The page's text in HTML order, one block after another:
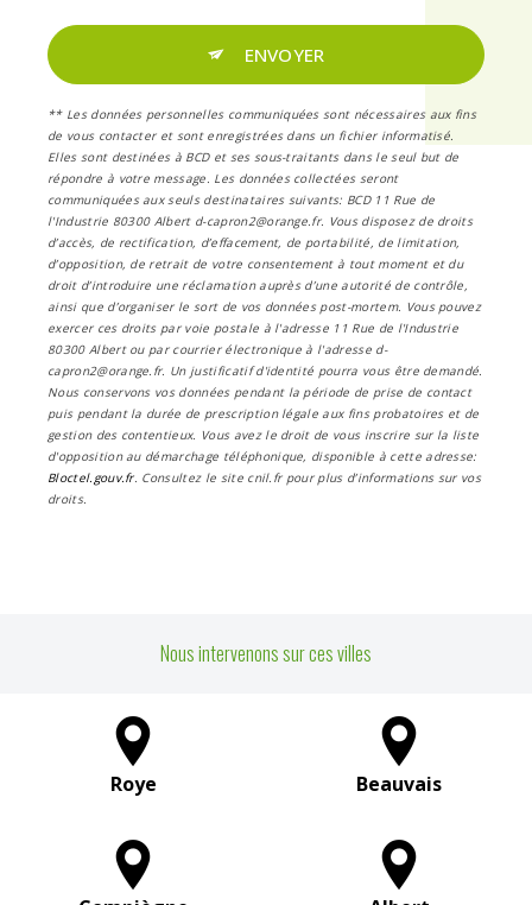
ENVOYER
** Les données personnelles communiquées sont nécessaires aux fins
de vous contacter et sont enregistrées dans un fichier informatisé.
Elles sont destinées à BCD et ses sous-traitants dans le seul but de
répondre à votre message. Les données collectées seront
communiquées aux seuls destinataires suivants: BCD 11 Rue de
l'Industrie 80300 Albert d-capron2@orange.fr. Vous disposez de droits
d’accès, de rectification, d’effacement, de portabilité, de limitation,
d’opposition, de retrait de votre consentement à tout moment et du
droit d’introduire une réclamation auprès d’une autorité de contrôle,
ainsi que d’organiser le sort de vos données post-mortem. Vous pouvez
exercer ces droits par voie postale à l'adresse 11 Rue de l'Industrie
80300 Albert ou par courrier électronique à l'adresse d-
capron2@orange.fr. Un justificatif d'identité pourra vous être demandé.
Nous conservons vos données pendant la période de prise de contact
puis pendant la durée de prescription légale aux fins probatoires et de
gestion des contentieux. Vous avez le droit de vous inscrire sur la liste
d'opposition au démarchage téléphonique, disponible à cette adresse:
Bloctel.gouv.fr. Consultez le site cnil.fr pour plus d’informations sur vos
droits.
Nous intervenons sur ces villes
Roye Beauvais